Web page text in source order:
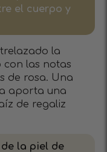
el cuerpo y
la
con las notas
de rosa. Una
aporta una
de regaliz
la piel de